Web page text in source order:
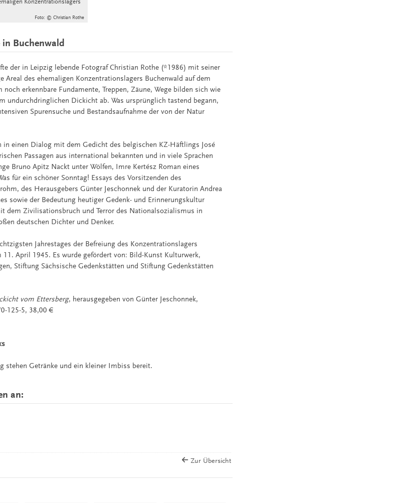
Konzentrationslagers
Foto: © Christian Rothe
Buchenwald
der in Leipzig lebende Fotograf Christian Rothe (*1986) mit seiner
Areal des ehemaligen Konzentrationslagers Buchenwald auf dem
noch erkennbare Fundamente, Treppen, Zäune, Wege bilden sich wie
undurchdringlichen Dickicht ab. Was ursprünglich tastend begann,
Spurensuche und Bestandsaufnahme der von der Natur
in einen Dialog mit dem Gedicht des belgischen KZ-Häftlings José
Passagen aus international bekannten und in viele Sprachen
Bruno Apitz Nackt unter Wölfen, Imre Kertész Roman eines
für ein schöner Sonntag! Essays des Vorsitzenden des
des Herausgebers Günter Jeschonnek und der Kuratorin Andrea
sowie der Bedeutung heutiger Gedenk- und Erinnerungskultur
dem Zivilisationsbruch und Terror des Nationalsozialismus in
deutschen Dichter und Denker.
Jahrestages der Befreiung des Konzentrationslagers
11. April 1945. Es wurde gefördert von: Bild-Kunst Kulturwerk,
Stiftung Sächsische Gedenkstätten und Stiftung Gedenkstätten
vom Ettersberg, herausgegeben von Günter Jeschonnek,
125-5, 38,00 €
stehen Getränke und ein kleiner Imbiss bereit.
an:
Zur Übersicht